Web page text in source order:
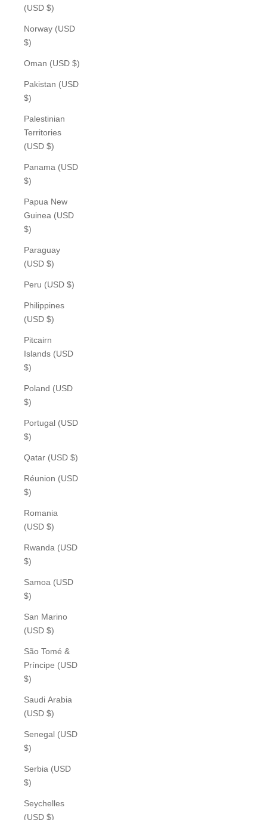
(USD $)
Norway (USD
$)
Oman (USD $)
Pakistan (USD
$)
Palestinian
Territories
(USD $)
Panama (USD
$)
Papua New
Guinea (USD
$)
Paraguay
(USD $)
Peru (USD $)
Philippines
(USD $)
Pitcairn
Islands (USD
$)
Poland (USD
$)
Portugal (USD
$)
Qatar (USD $)
Réunion (USD
$)
Romania
(USD $)
Rwanda (USD
$)
Samoa (USD
$)
San Marino
(USD $)
São Tomé &
Príncipe (USD
$)
Saudi Arabia
(USD $)
Senegal (USD
$)
Serbia (USD
$)
Seychelles
(USD $)